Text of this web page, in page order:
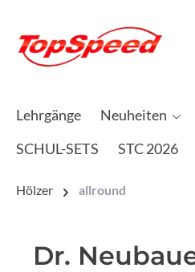
Lehrgänge Neuheiten
SCHUL-SETS
STC 2026
Hölzer allround
Dr.